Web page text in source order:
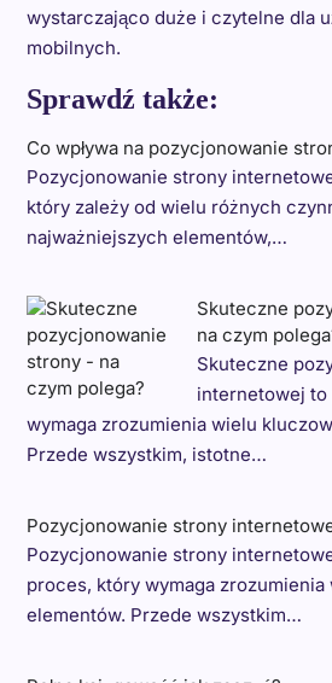
wystarczająco duże i czytelne dla
mobilnych.
Sprawdź także:
Co wpływa na pozycjonowanie
Pozycjonowanie strony
który zależy od wielu różnych
najważniejszych elementów,…
Skuteczne
na czym
Skuteczne
internetowej
wymaga zrozumienia wielu
Przede wszystkim, istotne…
Pozycjonowanie strony
Pozycjonowanie strony
proces, który wymaga
elementów. Przede wszystkim…